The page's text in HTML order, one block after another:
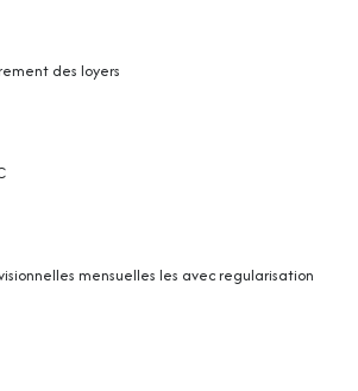
des loyers
mensuelles les avec regularisation